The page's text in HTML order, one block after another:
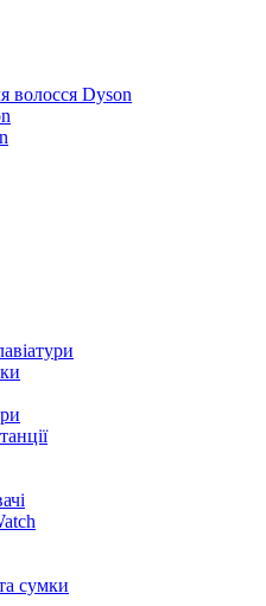
волосся Dyson
сумки